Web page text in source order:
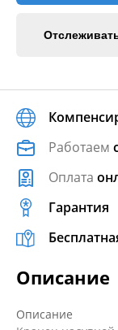
Работаем
Оплата
Гарантия
Описание
Описание